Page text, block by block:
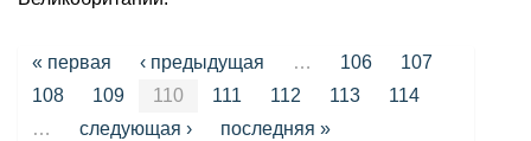
Страницы
« первая ‹ предыдущая … 106
107
108
109 110 111 112 113
114
…
следующая › последняя »